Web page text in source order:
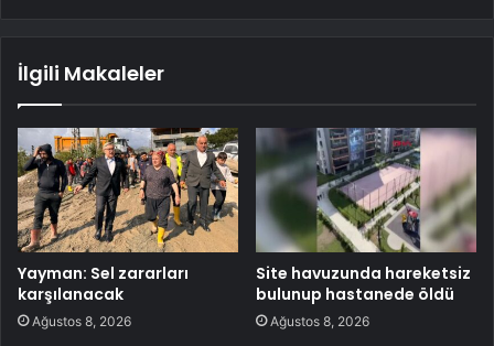
İlgili Makaleler
Yayman: Sel zararları
karşılanacak
Ağustos 8, 2026
Site havuzunda hareketsiz
bulunup hastanede öldü
Ağustos 8, 2026